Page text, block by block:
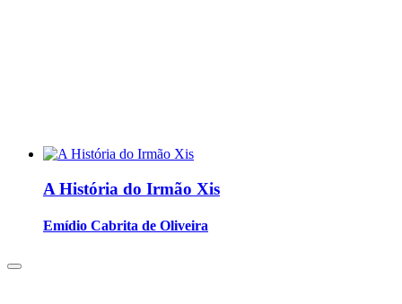
A História do Irmão Xis
Emídio Cabrita de Oliveira